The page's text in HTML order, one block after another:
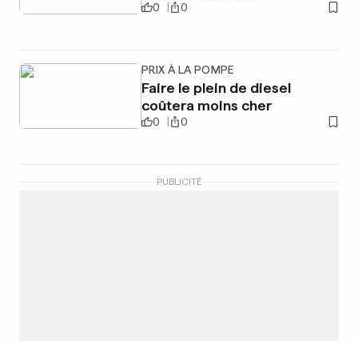
0 0
PRIX À LA POMPE
Faire le plein de diesel
coûtera moins cher
0 0
PUBLICITÉ